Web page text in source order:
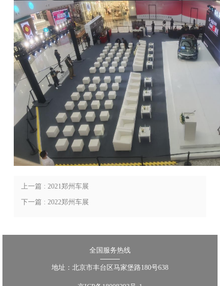
上一篇 : 2021郑州车展
下一篇 : 2022郑州车展
全国服务热线
地址：北京市丰台区马家堡路180号638